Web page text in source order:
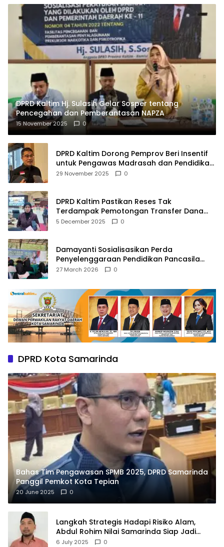
DPRD Kaltim Hj. Sulasih Gelar Sosper tentang
Pencegahan dan Pemberantasan NAPZA
15 November 2025 0
DPRD Kaltim Dorong Pemprov Beri Insentif
untuk Pengawas Madrasah dan Pendidikan
Agama
29 November 2025 0
DPRD Kaltim Pastikan Reses Tak
Terdampak Pemotongan Transfer Dana
Pusat
5 December 2025 0
Damayanti Sosialisasikan Perda
Penyelenggaraan Pendidikan Pancasila
dan Wawasan Kebangsaan
27 March 2026 0
DPRD Kota Samarinda
Bahas Tim Pengawasan SPMB 2025, DPRD Samarinda
Panggil Pemkot Kota Tepian
20 June 2025 0
Langkah Strategis Hadapi Risiko Alam,
Abdul Rohim Nilai Samarinda Siap Jadi
Pusat Logistik Bencana Kalimantan
6 July 2025 0